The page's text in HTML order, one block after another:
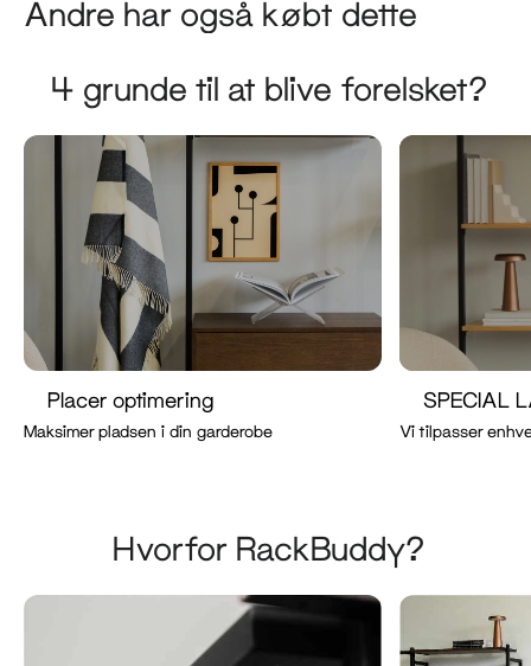
Andre har også købt dette
4 grunde til at blive forelsket?
Maksimer pladsen i din garderobe
Placer optimering
Vi tilpasser
SPECIAL
Hvorfor RackBuddy?